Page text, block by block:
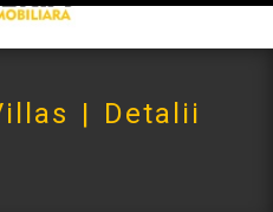
| Detalii